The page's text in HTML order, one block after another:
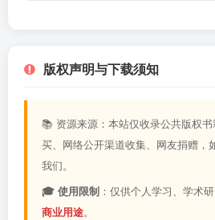
版权声明与下载须知
📚 资源来源：本站仅收录公共版权
买、网络公开渠道收集、网友捐赠，
我们。
🎓 使用限制 ：仅供个人学习、学术
商业用途。